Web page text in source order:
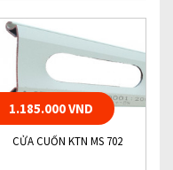
1.185.000 VND
CỬA CUỐN KTN MS 702